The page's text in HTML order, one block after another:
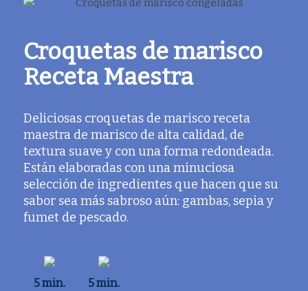
Croquetas de marisco
Receta Maestra
Deliciosas croquetas de marisco receta
maestra de marisco de alta calidad, de
textura suave y con una forma redondeada.
Están elaboradas con una minuciosa
selección de ingredientes que hacen que su
sabor sea más sabroso aún: gambas, sepia y
fumet de pescado.
5 min. 5 min.